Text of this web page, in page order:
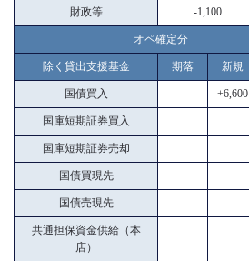
財政等 -1,100
オペ確定分
除く貸出支援基金 期落 新規
国債買入 +6,600
国庫短期証券買入
国庫短期証券売却
国債買現先
国債売現先
共通担保資金供給（本
店）